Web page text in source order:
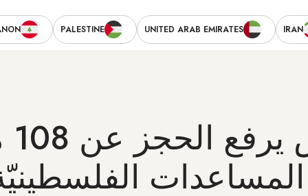
IRAN
UNITED ARAB EMIRATES
PALESTINE